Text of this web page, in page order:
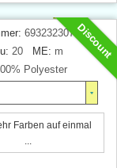
Discount
693232307
20 ME: m
Polyester
Farben auf einmal